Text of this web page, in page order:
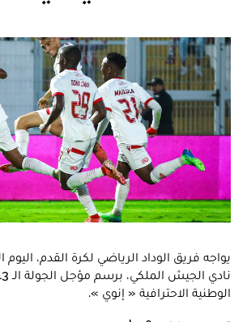
يواجه فريق الوداد الرياضي لكرة القدم،
الوطنية الاحترافية « إنوي ».